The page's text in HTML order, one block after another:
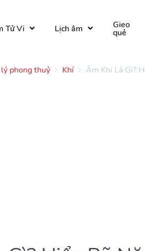
Tử Vi Lịch âm Gieo
quẻ
phong thuỷ Khí Âm Khí Là Gì?